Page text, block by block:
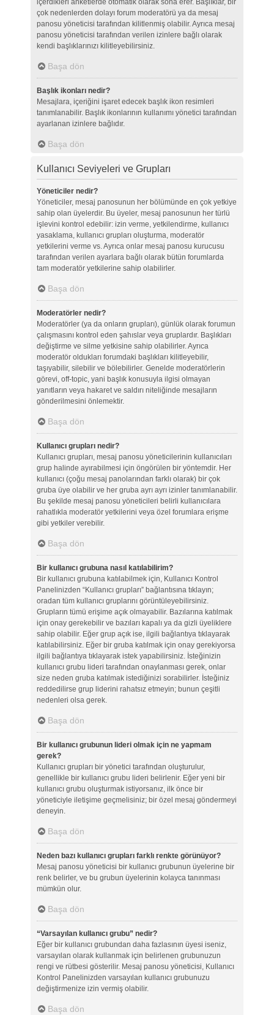
içerdikleri anketlerde otomatik olarak sona erer. Başlıklar, bir
çok nedenlerden dolayı forum moderatörü ya da mesaj
panosu yöneticisi tarafından kilitlenmiş olabilir. Ayrıca mesaj
panosu yöneticisi tarafından verilen izinlere bağlı olarak
kendi başlıklarınızı kilitleyebilirsiniz.
Başa dön
Başlık ikonları nedir?
Mesajlara, içeriğini işaret edecek başlık ikon resimleri
tanımlanabilir. Başlık ikonlarının kullanımı yönetici tarafından
ayarlanan izinlere bağlıdır.
Başa dön
Kullanıcı Seviyeleri ve Grupları
Yöneticiler nedir?
Yöneticiler, mesaj panosunun her bölümünde en çok yetkiye
sahip olan üyelerdir. Bu üyeler, mesaj panosunun her türlü
işlevini kontrol edebilir: izin verme, yetkilendirme, kullanıcı
yasaklama, kullanıcı grupları oluşturma, moderatör
yetkilerini verme vs. Ayrıca onlar mesaj panosu kurucusu
tarafından verilen ayarlara bağlı olarak bütün forumlarda
tam moderatör yetkilerine sahip olabilirler.
Başa dön
Moderatörler nedir?
Moderatörler (ya da onların grupları), günlük olarak forumun
çalışmasını kontrol eden şahıslar veya gruplardır. Başlıkları
değiştirme ve silme yetkisine sahip olabilirler. Ayrıca
moderatör oldukları forumdaki başlıkları kilitleyebilir,
taşıyabilir, silebilir ve bölebilirler. Genelde moderatörlerin
görevi, off-topic, yani başlık konusuyla ilgisi olmayan
yanıtların veya hakaret ve saldırı niteliğinde mesajların
gönderilmesini önlemektir.
Başa dön
Kullanıcı grupları nedir?
Kullanıcı grupları, mesaj panosu yöneticilerinin kullanıcıları
grup halinde ayırabilmesi için öngörülen bir yöntemdir. Her
kullanıcı (çoğu mesaj panolarından farklı olarak) bir çok
gruba üye olabilir ve her gruba ayrı ayrı izinler tanımlanabilir.
Bu şekilde mesaj panosu yöneticileri belirli kullanıcılara
rahatlıkla moderatör yetkilerini veya özel forumlara erişme
gibi yetkiler verebilir.
Başa dön
Bir kullanıcı grubuna nasıl katılabilirim?
Bir kullanıcı grubuna katılabilmek için, Kullanıcı Kontrol
Panelinizden “Kullanıcı grupları” bağlantısına tıklayın;
oradan tüm kullanıcı gruplarını görüntüleyebilirsiniz.
Grupların tümü erişime açık olmayabilir. Bazılarına katılmak
için onay gerekebilir ve bazıları kapalı ya da gizli üyeliklere
sahip olabilir. Eğer grup açık ise, ilgili bağlantıya tıklayarak
katılabilirsiniz. Eğer bir gruba katılmak için onay gerekiyorsa
ilgili bağlantıya tıklayarak istek yapabilirsiniz. İsteğinizin
kullanıcı grubu lideri tarafından onaylanması gerek, onlar
size neden gruba katılmak istediğinizi sorabilirler. İsteğiniz
reddedilirse grup liderini rahatsız etmeyin; bunun çeşitli
nedenleri olsa gerek.
Başa dön
Bir kullanıcı grubunun lideri olmak için ne yapmam
gerek?
Kullanıcı grupları bir yönetici tarafından oluşturulur,
genellikle bir kullanıcı grubu lideri belirlenir. Eğer yeni bir
kullanıcı grubu oluşturmak istiyorsanız, ilk önce bir
yöneticiyle iletişime geçmelisiniz; bir özel mesaj göndermeyi
deneyin.
Başa dön
Neden bazı kullanıcı grupları farklı renkte görünüyor?
Mesaj panosu yöneticisi bir kullanıcı grubunun üyelerine bir
renk belirler, ve bu grubun üyelerinin kolayca tanınması
mümkün olur.
Başa dön
“Varsayılan kullanıcı grubu” nedir?
Eğer bir kullanıcı grubundan daha fazlasının üyesi iseniz,
varsayılan olarak kullanmak için belirlenen grubunuzun
rengi ve rütbesi gösterilir. Mesaj panosu yöneticisi, Kullanıcı
Kontrol Panelinizden varsayılan kullanıcı grubunuzu
değiştirmenize izin vermiş olabilir.
Başa dön